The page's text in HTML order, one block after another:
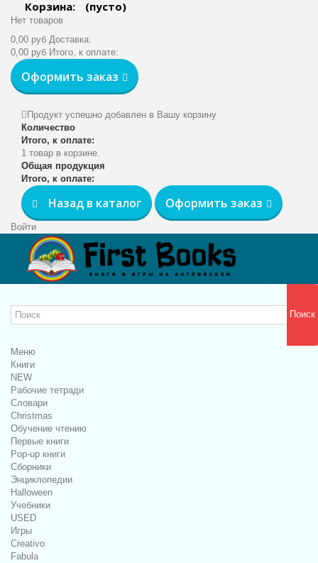
Корзина: (пусто)
Нет товаров
0,00 руб Доставка:
0,00 руб Итого, к оплате:
Оформить заказ
Продукт успешно добавлен в Вашу корзину
Количество
Итого, к оплате:
1 товар в корзине.
Общая продукция
Итого, к оплате:
Назад в каталог Оформить заказ
Войти
Поиск
Меню
Книги
NEW
Рабочие тетради
Словари
Christmas
Обучение чтению
Первые книги
Pop-up книги
Сборники
Энциклопедии
Halloween
Учебники
USED
Игры
Creativo
Fabula